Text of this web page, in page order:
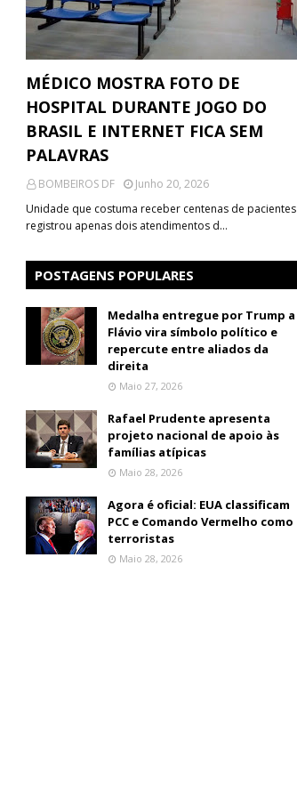
MÉDICO MOSTRA FOTO DE
HOSPITAL DURANTE JOGO DO
BRASIL E INTERNET FICA SEM
PALAVRAS
BOMBEIROS DF
Junho 20, 2026
Unidade que costuma receber centenas de pacientes
registrou apenas dois atendimentos d…
POSTAGENS POPULARES
Medalha entregue por Trump a
Flávio vira símbolo político e
repercute entre aliados da
direita
Maio 27, 2026
Rafael Prudente apresenta
projeto nacional de apoio às
famílias atípicas
Maio 28, 2026
Agora é oficial: EUA classificam
PCC e Comando Vermelho como
terroristas
Maio 28, 2026